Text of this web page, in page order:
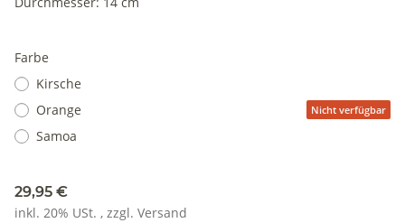
Farbe
Kirsche
Orange
Nicht verfügbar
Samoa
29,95 €
inkl. 20% USt. , zzgl. Versand